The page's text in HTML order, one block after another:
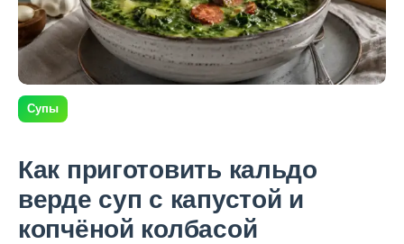
Супы
Как приготовить кальдо
верде суп с капустой и
копчёной колбасой